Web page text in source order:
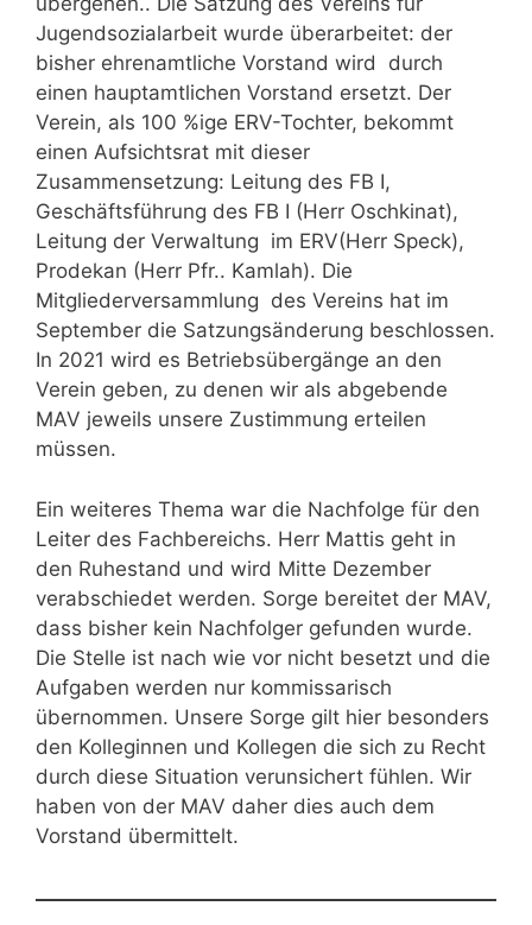
Jugendsozialarbeit wurde überarbeitet: der
bisher ehrenamtliche Vorstand wird durch
einen hauptamtlichen Vorstand ersetzt. Der
Verein, als 100 %ige ERV-Tochter, bekommt
einen Aufsichtsrat mit dieser
Zusammensetzung: Leitung des FB I,
Geschäftsführung des FB I (Herr Oschkinat),
Leitung der Verwaltung im ERV(Herr Speck),
Prodekan (Herr Pfr.. Kamlah). Die
Mitgliederversammlung des Vereins hat im
September die Satzungsänderung beschlossen.
In 2021 wird es Betriebsübergänge an den
Verein geben, zu denen wir als abgebende
MAV jeweils unsere Zustimmung erteilen
müssen.
Ein weiteres Thema war die Nachfolge für den
Leiter des Fachbereichs. Herr Mattis geht in
den Ruhestand und wird Mitte Dezember
verabschiedet werden. Sorge bereitet der MAV,
dass bisher kein Nachfolger gefunden wurde.
Die Stelle ist nach wie vor nicht besetzt und die
Aufgaben werden nur kommissarisch
übernommen. Unsere Sorge gilt hier besonders
den Kolleginnen und Kollegen die sich zu Recht
durch diese Situation verunsichert fühlen. Wir
haben von der MAV daher dies auch dem
Vorstand übermittelt.